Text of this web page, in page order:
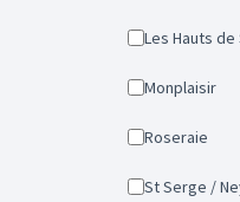
Les Hauts
Monplaisir
Roseraie
St Serge /